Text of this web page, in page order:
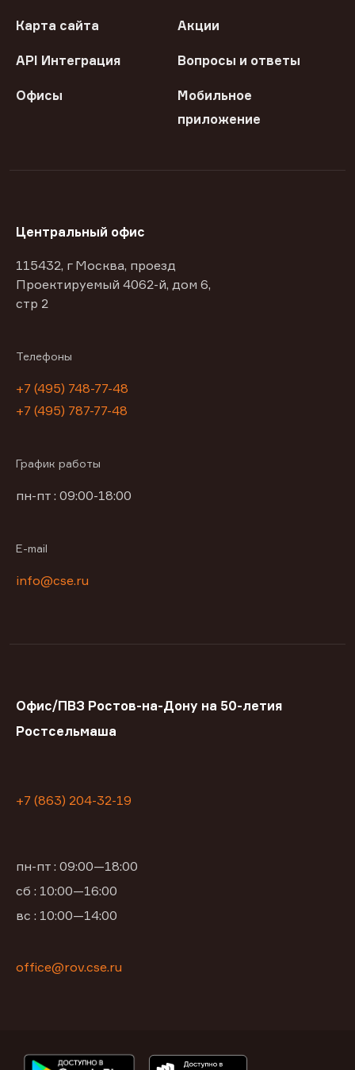
Карта сайта Акции
API Интеграция Вопросы и ответы
Офисы
Мобильное
приложение
Центральный офис
115432, г Москва, проезд
Проектируемый 4062-й, дом 6,
стр 2
Телефоны
+7 (495) 748-77-48
+7 (495) 787-77-48
График работы
пн-пт : 09:00-18:00
E-mail
info@cse.ru
Офис/ПВЗ Ростов-на-Дону на 50-летия
Ростсельмаша
+7 (863) 204-32-19
пн-пт : 09:00—18:00
сб : 10:00—16:00
вс : 10:00—14:00
office@rov.cse.ru